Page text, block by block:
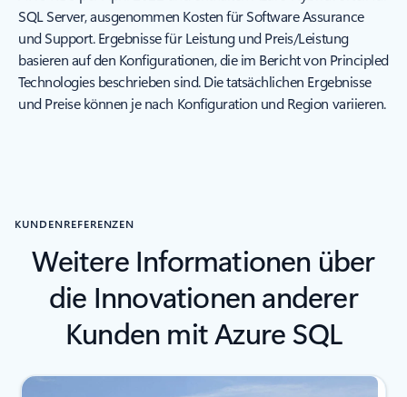
SQL Server, ausgenommen Kosten für Software Assurance
und Support. Ergebnisse für Leistung und Preis/Leistung
basieren auf den Konfigurationen, die im Bericht von Principled
Technologies beschrieben sind. Die tatsächlichen Ergebnisse
und Preise können je nach Konfiguration und Region variieren.
KUNDENREFERENZEN
Weitere Informationen über
die Innovationen anderer
Kunden mit Azure SQL
Folie 1 von 4 wird angezeigt